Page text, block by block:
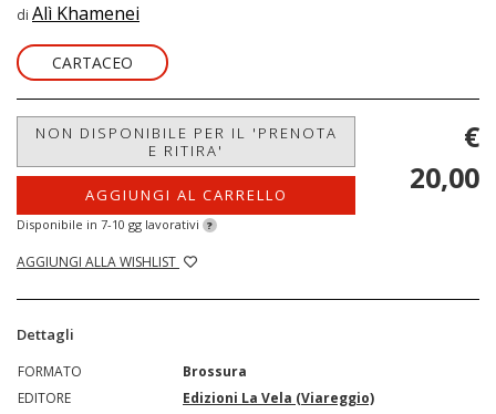
di Alì Khamenei
CARTACEO
NON DISPONIBILE PER IL 'PRENOTA
E RITIRA'
AGGIUNGI AL CARRELLO
Disponibile in 7-10 gg lavorativi ?
AGGIUNGI ALLA WISHLIST
€
20,00
Dettagli
FORMATO
Brossura
EDITORE
Edizioni La Vela (Viareggio)